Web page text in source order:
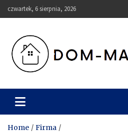
to
czwartek, 6 sierpnia, 2026
Dom-
Home
Firma